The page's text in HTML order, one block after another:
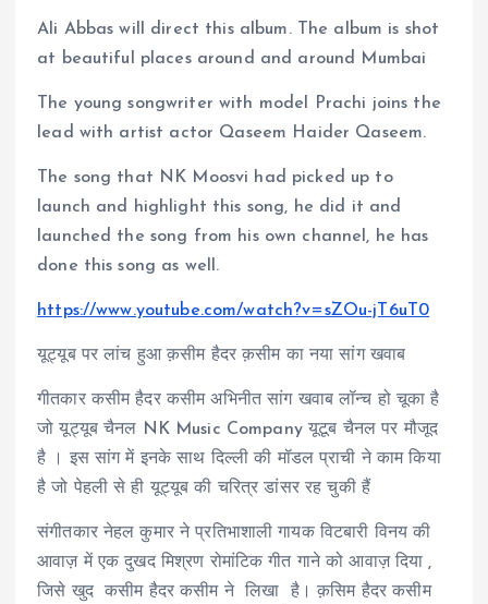
Ali Abbas will direct this album. The album is shot
at beautiful places around and around Mumbai
The young songwriter with model Prachi joins the
lead with artist actor Qaseem Haider Qaseem.
The song that NK Moosvi had picked up to
launch and highlight this song, he did it and
launched the song from his own channel, he has
done this song as well.
https://www.youtube.com/watch?v=sZOu-jT6uT0
यूट्यूब पर लांच हुआ क़सीम हैदर क़सीम का नया सांग खवाब
गीतकार कसीम हैदर कसीम अभिनीत सांग खवाब लॉन्च हो चूका है
जो यूट्यूब चैनल NK Music Company यूटूब चैनल पर मौजूद
है । इस सांग में इनके साथ दिल्ली की मॉडल प्राची ने काम किया
है जो पेहली से ही यूट्यूब की चरित्र डांसर रह चुकी हैं
संगीतकार नेहल कुमार ने प्रतिभाशाली गायक विटबारी विनय की
आवाज़ में एक दुखद मिश्रण रोमांटिक गीत गाने को आवाज़ दिया ,
जिसे खुद कसीम हैदर कसीम ने लिखा है। क़सिम हैदर कसीम